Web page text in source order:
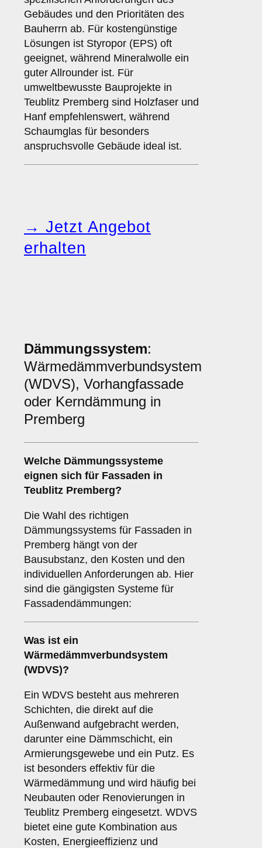
Gebäudes und den Prioritäten des
Bauherrn ab. Für kostengünstige
Lösungen ist Styropor (EPS) oft
geeignet, während Mineralwolle ein
guter Allrounder ist. Für
umweltbewusste Bauprojekte in
Teublitz Premberg sind Holzfaser und
Hanf empfehlenswert, während
Schaumglas für besonders
anspruchsvolle Gebäude ideal ist.
→ Jetzt Angebot
erhalten
Dämmungssystem:
Wärmedämmverbundsystem
(WDVS), Vorhangfassade
oder Kerndämmung in
Premberg
Welche Dämmungssysteme
eignen sich für Fassaden in
Teublitz Premberg?
Die Wahl des richtigen
Dämmungssystems für Fassaden in
Premberg hängt von der
Bausubstanz, den Kosten und den
individuellen Anforderungen ab. Hier
sind die gängigsten Systeme für
Fassadendämmungen:
Was ist ein
Wärmedämmverbundsystem
(WDVS)?
Ein WDVS besteht aus mehreren
Schichten, die direkt auf die
Außenwand aufgebracht werden,
darunter eine Dämmschicht, ein
Armierungsgewebe und ein Putz. Es
ist besonders effektiv für die
Wärmedämmung und wird häufig bei
Neubauten oder Renovierungen in
Teublitz Premberg eingesetzt. WDVS
bietet eine gute Kombination aus
Kosten, Energieeffizienz und